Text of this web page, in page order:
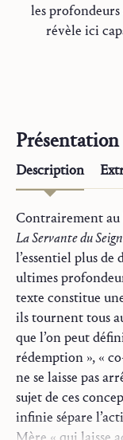
les
révèle ici
Présentation
Description
Contrairement au
La Servante du
l’essentiel plus de
ultimes
texte constitue
ils tournent tous
que l’on peut
rédemption », «
ne se laisse pas
sujet de ces
infinie sépare